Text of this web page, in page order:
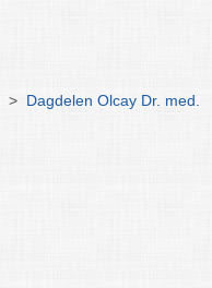
> Dagdelen Olcay Dr. med.